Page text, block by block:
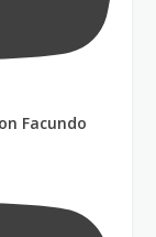
Facundo